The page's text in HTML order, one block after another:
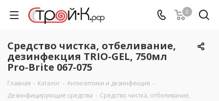
0
Средство чистка, отбеливание,
дезинфекция TRIO-GEL, 750мл
Pro-Brite 067-075
Главная - Каталог - Антисептики и дезинфекция -
Дезинфицирующие средства - Средство чистка, отбеливание,